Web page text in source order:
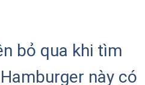
bỏ qua khi tìm
này có